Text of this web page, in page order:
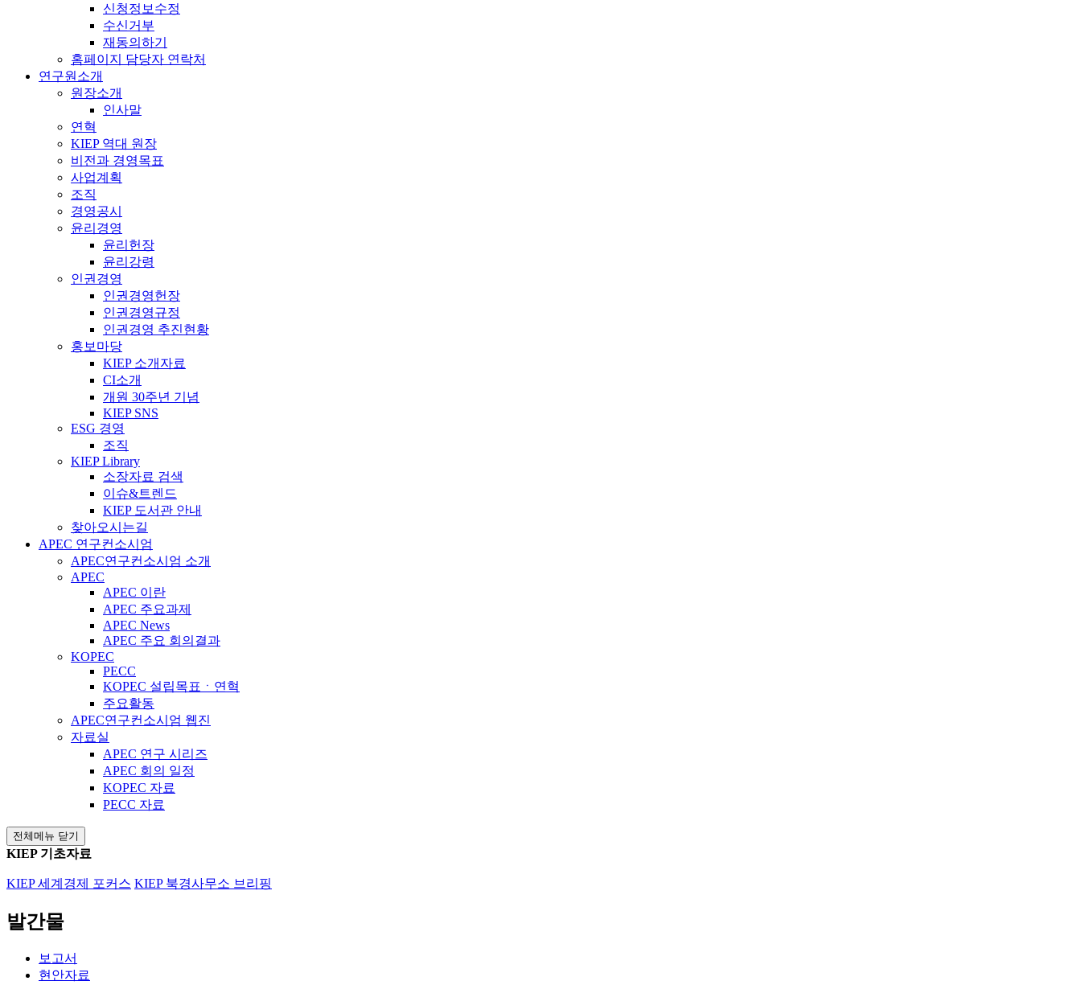
신청정보수정
수신거부
재동의하기
홈페이지 담당자 연락처
연구원소개
원장소개
인사말
연혁
KIEP 역대 원장
비전과 경영목표
사업계획
조직
경영공시
윤리경영
윤리헌장
윤리강령
인권경영
인권경영헌장
인권경영규정
인권경영 추진현황
홍보마당
KIEP 소개자료
CI소개
개원 30주년 기념
KIEP SNS
ESG 경영
조직
KIEP Library
소장자료 검색
이슈&트렌드
KIEP 도서관 안내
찾아오시는길
APEC 연구컨소시엄
APEC연구컨소시엄 소개
APEC
APEC 이란
APEC 주요과제
APEC News
APEC 주요 회의결과
KOPEC
PECC
KOPEC 설립목표ㆍ연혁
주요활동
APEC연구컨소시엄 웹진
자료실
APEC 연구 시리즈
APEC 회의 일정
KOPEC 자료
PECC 자료
전체메뉴 닫기
KIEP 기초자료
KIEP 세계경제 포커스 KIEP 북경사무소 브리핑
발간물
보고서
현안자료